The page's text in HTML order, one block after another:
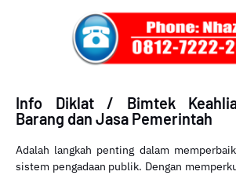
Info Diklat / Bimtek
Barang dan Jasa Pemerintah
Adalah langkah penting dalam
sistem pengadaan publik. Dengan